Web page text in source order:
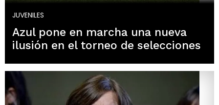
JUVENILES
Azul pone en marcha una nueva
ilusión en el torneo de selecciones